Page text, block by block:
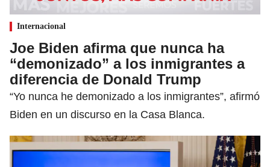
Internacional
Joe Biden afirma que nunca ha
“demonizado” a los inmigrantes a
diferencia de Donald Trump
“Yo nunca he demonizado a los inmigrantes”, afirmó
Biden en un discurso en la Casa Blanca.